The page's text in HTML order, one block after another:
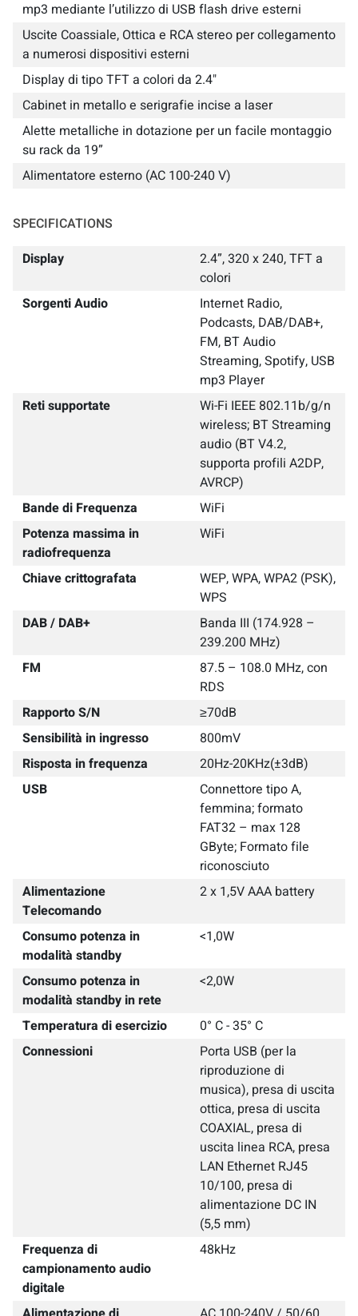
mp3 mediante l’utilizzo di USB flash drive esterni
Uscite Coassiale, Ottica e RCA stereo per collegamento
a numerosi dispositivi esterni
Display di tipo TFT a colori da 2.4"
Cabinet in metallo e serigrafie incise a laser
Alette metalliche in dotazione per un facile montaggio
su rack da 19”
Alimentatore esterno (AC 100-240 V)
SPECIFICATIONS
Display
2.4”, 320 x 240, TFT a
colori
Sorgenti Audio
Internet Radio,
Podcasts, DAB/DAB+,
FM, BT Audio
Streaming, Spotify, USB
mp3 Player
Reti supportate
Wi-Fi IEEE 802.11b/g/n
wireless; BT Streaming
audio (BT V4.2,
supporta profili A2DP,
AVRCP)
Bande di Frequenza
WiFi
Potenza massima in
radiofrequenza
WiFi
Chiave crittografata
WEP, WPA, WPA2 (PSK),
WPS
DAB / DAB+
Banda III (174.928 –
239.200 MHz)
FM
87.5 – 108.0 MHz, con
RDS
Rapporto S/N
≥70dB
Sensibilità in ingresso
800mV
Risposta in frequenza
20Hz-20KHz(±3dB)
USB
Connettore tipo A,
femmina; formato
FAT32 – max 128
GByte; Formato file
riconosciuto
Alimentazione
Telecomando
2 x 1,5V AAA battery
Consumo potenza in
modalità standby
<1,0W
Consumo potenza in
modalità standby in rete
<2,0W
Temperatura di esercizio
0° C - 35° C
Connessioni
Porta USB (per la
riproduzione di
musica), presa di uscita
ottica, presa di uscita
COAXIAL, presa di
uscita linea RCA, presa
LAN Ethernet RJ45
10/100, presa di
alimentazione DC IN
(5,5 mm)
Frequenza di
campionamento audio
digitale
48kHz